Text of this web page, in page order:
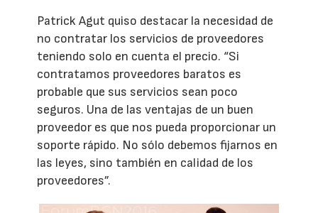
Patrick Agut quiso destacar la necesidad de
no contratar los servicios de proveedores
teniendo solo en cuenta el precio. “Si
contratamos proveedores baratos es
probable que sus servicios sean poco
seguros. Una de las ventajas de un buen
proveedor es que nos pueda proporcionar un
soporte rápido. No sólo debemos fijarnos en
las leyes, sino también en calidad de los
proveedores”.